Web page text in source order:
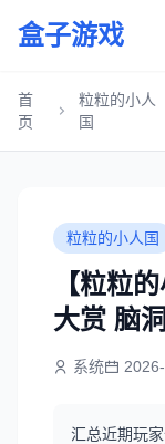
盒子游戏
首
页
粒粒的小人
国
粒粒的小人国
【粒粒
大赏 脑
系统
汇总近期玩